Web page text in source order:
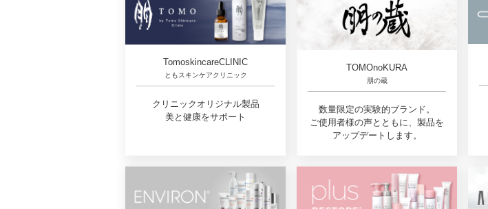
TomoskincareCLINIC
ともスキンケアクリニック
クリニックオリジナル製品
美と健康をサポート
TOMOnoKURA
朋の蔵
数量限定の実験的ブランド。
ご使用者様の声とともに、製品を
アップデートします。